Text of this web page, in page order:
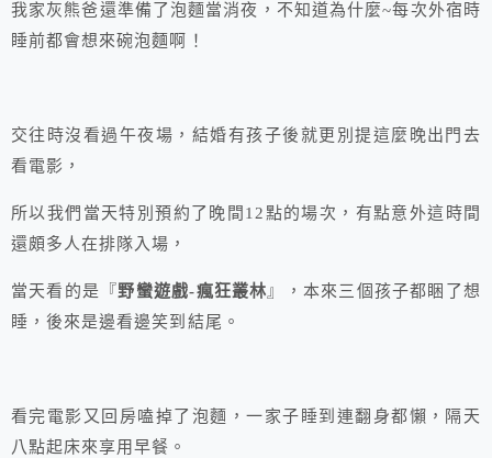
我家灰熊爸還準備了泡麵當消夜，不知道為什麼~每次外宿時
睡前都會想來碗泡麵啊！
交往時沒看過午夜場，結婚有孩子後就更別提這麼晚出門去
看電影，
所以我們當天特別預約了晚間12點的場次，有點意外這時間
還頗多人在排隊入場，
當天看的是『野蠻遊戲-瘋狂叢林』，本來三個孩子都睏了想
睡，後來是邊看邊笑到結尾。
看完電影又回房嗑掉了泡麵，一家子睡到連翻身都懶，隔天
八點起床來享用早餐。